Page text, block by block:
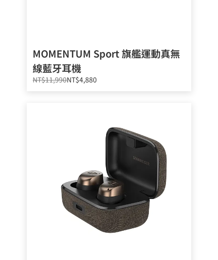
MOMENTUM Sport 旗艦運動真無
線藍牙耳機
NT$11,990NT$4,880